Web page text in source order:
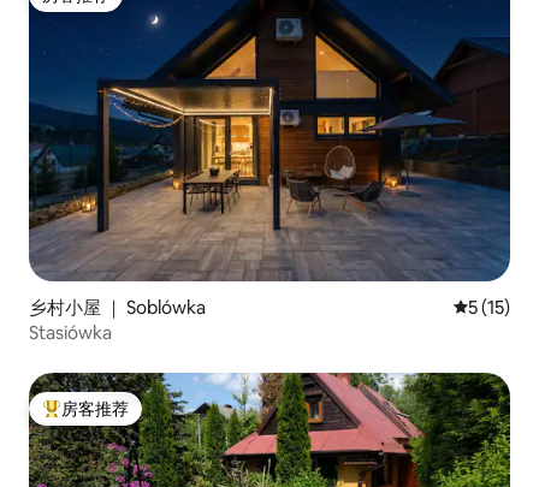
房客推荐
乡村小屋 ｜ Soblówka 平均评分
5 (15)
Stasiówka
热门「房客推荐」
房客推荐